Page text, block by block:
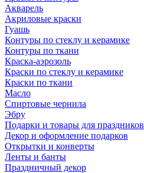
Акварель
Акриловые краски
Гуашь
Контуры по стеклу и керамике
Контуры по ткани
Краска-аэрозоль
Краски по стеклу и керамике
Краски по ткани
Масло
Спиртовые чернила
Эбру
Подарки и товары для праздников
Декор и оформление подарков
Открытки и конверты
Ленты и банты
Праздничный декор